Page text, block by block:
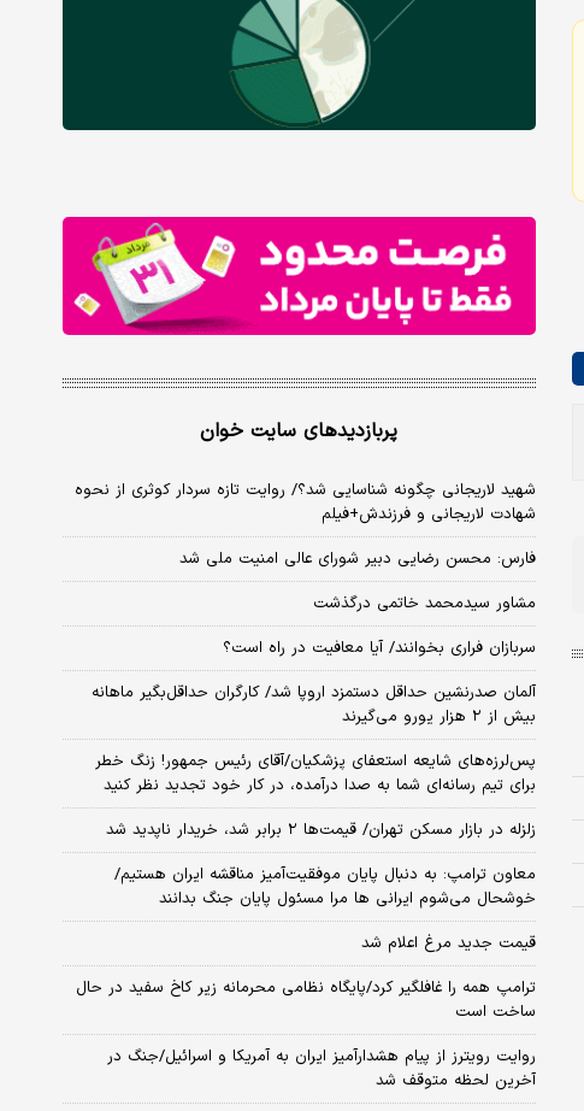
پربازدیدهای سایت خوان
شهید لاریجانی چگونه شناسایی شد؟/ روایت تازه سردار کوثری از نحوه
شهادت لاریجانی و فرزندش+فیلم
فارس: محسن رضایی دبیر شورای عالی امنیت ملی شد
مشاور سیدمحمد خاتمی درگذشت
سربازان فراری بخوانند/ آیا معافیت در راه است؟
آلمان صدرنشین حداقل دستمزد اروپا شد/ کارگران حداقل‌بگیر ماهانه
بیش از ۲ هزار یورو می‌گیرند
پس‌لرزه‌های شایعه استعفای پزشکیان/آقای رئیس جمهور! زنگ خطر
برای تیم رسانه‌ای شما به صدا درآمده، در کار خود تجدید نظر کنید
زلزله در بازار مسکن تهران/ قیمت‌ها ۲ برابر شد، خریدار ناپدید شد
معاون ترامپ: به دنبال پایان موفقیت‌آمیز مناقشه ایران هستیم/
خوشحال می‌شوم ایرانی ها مرا مسئول پایان جنگ بدانند
قیمت جدید مرغ اعلام شد
ترامپ همه را غافلگیر کرد/پایگاه نظامی محرمانه زیر کاخ سفید در حال
ساخت است
روایت رویترز از پیام هشدارآمیز ایران به آمریکا و اسرائیل/جنگ در
آخرین لحظه متوقف شد